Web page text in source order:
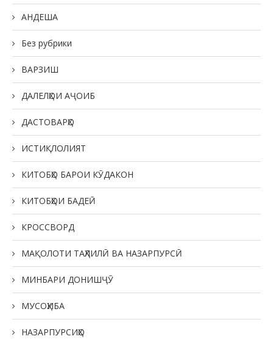
АНДЕША
Без рубрики
ВАРЗИШ
ДАЛЕЛҲОИ АҶОИБ
ДАСТОВАРҲО
ИСТИҚЛОЛИЯТ
КИТОБҲО БАРОИ КӮДАКОН
КИТОБҲОИ БАДЕӢ
КРОССВОРД
МАҚОЛОТИ ТАҲЛИЛӢ ВА НАЗАРПУРСӢ
МИНБАРИ ДОНИШҶӮ
МУСОҲИБА
НАЗАРПУРСИҲО